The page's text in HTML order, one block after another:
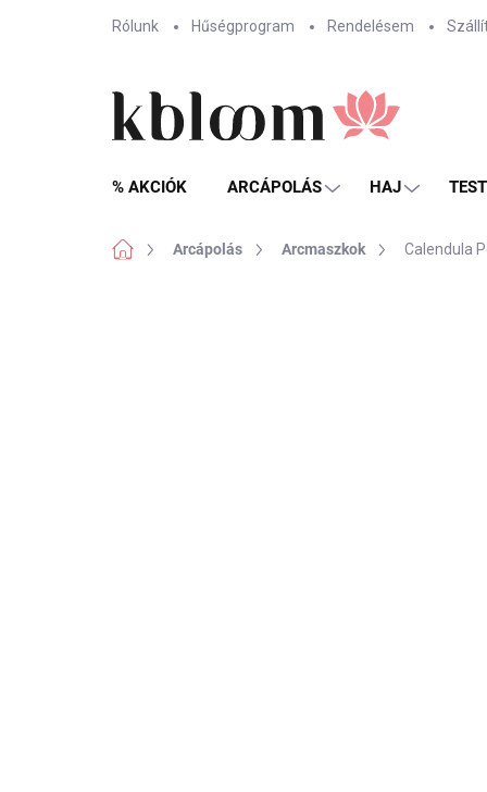
Rólunk Hűségprogram Rendelésem
% AKCIÓK ARCÁPOLÁS HAJ
KezdőlapArcápolás Arcmaszkok Calendula